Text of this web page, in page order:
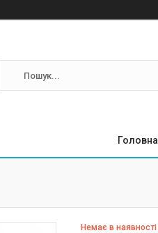
Головна
Немає в наявності